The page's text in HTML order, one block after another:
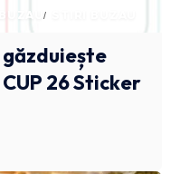
găzduiește
CUP 26 Sticker